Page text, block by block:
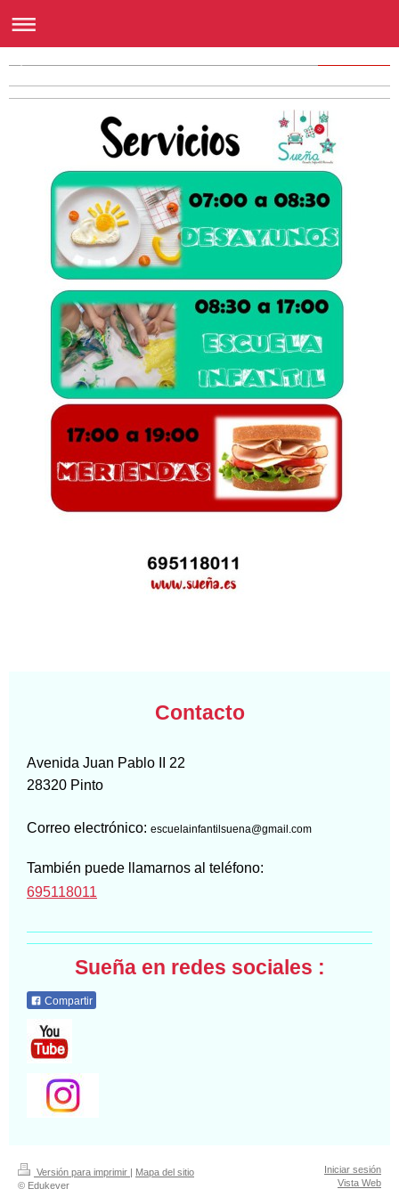
Contacto
Avenida Juan Pablo II
22
28320 Pinto
Correo electrónico: escuelainfantilsuena@gmail.com
También puede llamarnos al teléfono:
695118011
Sueña en redes sociales :
Compartir
Versión para imprimir
Mapa del sitio
© Edukever
Iniciar sesión
Vista Web